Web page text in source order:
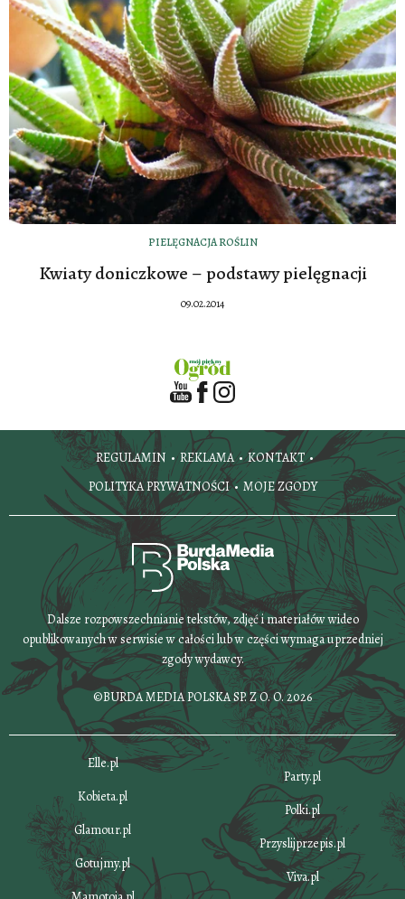
PIELĘGNACJA ROŚLIN
Kwiaty doniczkowe – podstawy pielęgnacji
09.02.2014
REGULAMIN REKLAMA
KONTAKT
POLITYKA PRYWATNOŚCI
MOJE ZGODY
Dalsze rozpowszechnianie tekstów, zdjęć i materiałów wideo
opublikowanych w serwisie w całości lub w części wymaga uprzedniej
zgody wydawcy.
©BURDA MEDIA POLSKA SP. Z O. O. 2026
Elle.pl
Kobieta.pl
Glamour.pl
Gotujmy.pl
Party.pl
Polki.pl
Przyslijprzepis.pl
Viva.pl